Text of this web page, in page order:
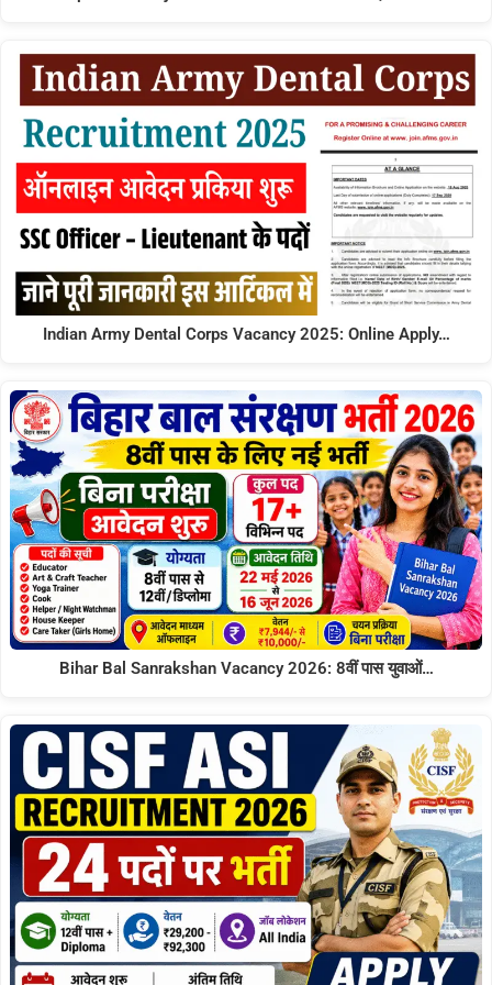
Indian Army Dental Corps Vacancy 2025: Online Apply…
Bihar Bal Sanrakshan Vacancy 2026: 8वीं पास युवाओं…